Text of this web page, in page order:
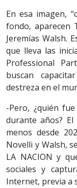
En esa imagen,
fondo, aparecen
Jeremías Walsh.
que lleva las
Professional
buscan
destreza en el
-Pero, ¿quién
durante años?
menos desde
Novelli y Walsh,
LA NACION y
sociales y
Internet, previa a